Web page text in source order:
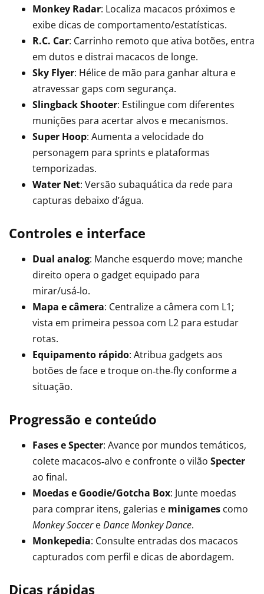
Monkey Radar: Localiza macacos próximos e
exibe dicas de comportamento/estatísticas.
R.C. Car: Carrinho remoto que ativa botões, entra
em dutos e distrai macacos de longe.
Sky Flyer: Hélice de mão para ganhar altura e
atravessar gaps com segurança.
Slingback Shooter: Estilingue com diferentes
munições para acertar alvos e mecanismos.
Super Hoop: Aumenta a velocidade do
personagem para sprints e plataformas
temporizadas.
Water Net: Versão subaquática da rede para
capturas debaixo d’água.
Controles e interface
Dual analog: Manche esquerdo move; manche
direito opera o gadget equipado para
mirar/usá‑lo.
Mapa e câmera: Centralize a câmera com L1;
vista em primeira pessoa com L2 para estudar
rotas.
Equipamento rápido: Atribua gadgets aos
botões de face e troque on‑the‑fly conforme a
situação.
Progressão e conteúdo
Fases e Specter: Avance por mundos temáticos,
colete macacos‑alvo e confronte o vilão Specter
ao final.
Moedas e Goodie/Gotcha Box: Junte moedas
para comprar itens, galerias e minigames como
Monkey SoccereDance Monkey Dance.
Monkepedia: Consulte entradas dos macacos
capturados com perfil e dicas de abordagem.
Dicas rápidas